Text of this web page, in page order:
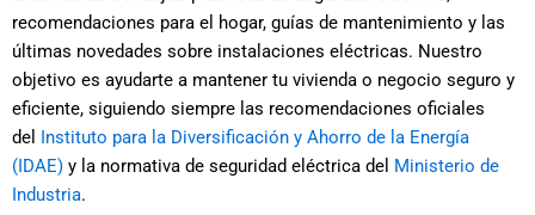
recomendaciones para el hogar, guías de mantenimiento y las
últimas novedades sobre instalaciones eléctricas. Nuestro
objetivo es ayudarte a mantener tu vivienda o negocio seguro y
eficiente, siguiendo siempre las recomendaciones oficiales
del
Instituto para la Diversificación y Ahorro de la Energía
(IDAE) y la normativa de seguridad eléctrica del Ministerio de
Industria.